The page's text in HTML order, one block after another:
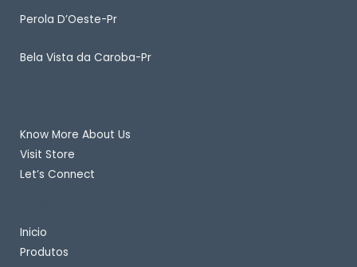
Perola D’Oeste-Pr
Bela Vista da Caroba-Pr
Know More About Us
Visit Store
Let’s Connect
Inicio
Produtos